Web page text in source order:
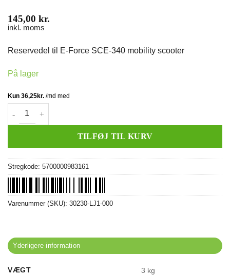
145,00 kr.
inkl. moms
Reservedel til E-Force SCE-340 mobility scooter
På lager
Steldel v/sædeskjold (bag) antal
TILFØJ TIL KURV
Stregkode: 5700000983161
Varenummer (SKU): 30230-LJ1-000
Yderligere information
VÆGT 3 kg